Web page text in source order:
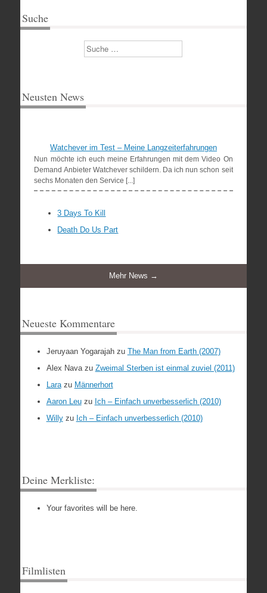
Suche
Suchen
Neusten News
Watchever im Test – Meine Langzeiterfahrungen
Nun möchte ich euch meine Erfahrungen mit dem Video On
Demand Anbieter Watchever schildern. Da ich nun schon seit
sechs Monaten den Service [...]
3 Days To Kill
Death Do Us Part
Mehr News →
Neueste Kommentare
Jeruyaan Yogarajahzu The Man from Earth (2007)
Alex Navazu Zweimal Sterben ist einmal zuviel (2011)
Larazu Männerhort
Aaron Leuzu Ich – Einfach unverbesserlich (2010)
Willyzu Ich – Einfach unverbesserlich (2010)
Deine Merkliste:
Your favorites will be here.
Filmlisten